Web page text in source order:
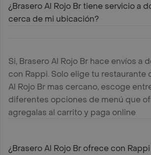
¿Brasero Al Rojo Br tiene servicio a
cerca de mi ubicación?
Si, Brasero Al Rojo Br hace envíos a
con Rappi. Solo elige tu restaurante
Al Rojo Br mas cercano, escoge
diferentes opciones de menú que
agregalas al carrito y paga online
¿Brasero Al Rojo Br ofrece con Rappi